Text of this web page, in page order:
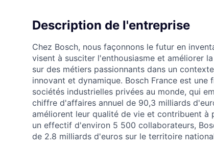
Description de l'entreprise
Chez Bosch, nous façonnons le futur en
visent à susciter l'enthousiasme et améliorer
sur des métiers passionnants dans un
innovant et dynamique. Bosch France est
sociétés industrielles privées au monde, qui
chiffre d'affaires annuel de 90,3 milliards
améliorent leur qualité de vie et contribuent à
un effectif d'environ 5 500 collaborateurs,
de 2.8 milliards d'euros sur le territoire